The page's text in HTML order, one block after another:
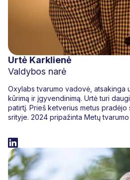
Urtė Karklienė
Valdybos narė
Oxylabs tvarumo vadovė, atsakinga
kūrimą ir įgyvendinimą. Urtė turi
patirtį. Prieš ketverius metus pradėjo
srityje. 2024 pripažinta Metų